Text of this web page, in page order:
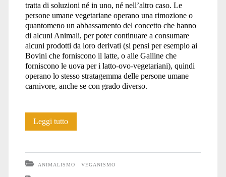
animali</span>
tratta di soluzioni né in uno, né nell’altro caso. Le
persone umane vegetariane operano una rimozione o
quantomeno un abbassamento del concetto che hanno
di alcuni Animali, per poter continuare a consumare
alcuni prodotti da loro derivati (si pensi per esempio ai
Bovini che forniscono il latte, o alle Galline che
forniscono le uova per i latto-ovo-vegetariani), quindi
operano lo stesso stratagemma delle persone umane
carnivore, anche se con grado diverso.
Leggi tuttoIl
ANIMALISMO VEGANISMO